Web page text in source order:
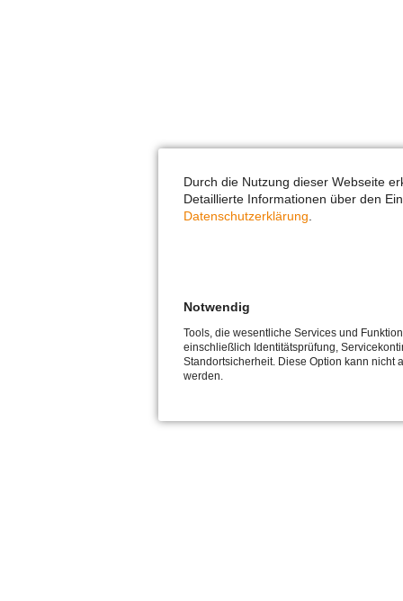
Durch die Nutzung dieser Webseite
Detaillierte Informationen über den
Datenschutzerklärung.
Notwendig
Tools, die wesentliche Services und
einschließlich Identitätsprüfung,
Standortsicherheit. Diese Option kann nicht
werden.